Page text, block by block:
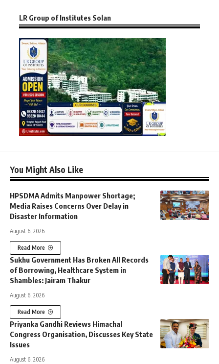
LR Group of Institutes Solan
You Might Also Like
HPSDMA Admits Manpower Shortage;
Media Raises Concerns Over Delay in
Disaster Information
August 6, 2026
Read More
Sukhu Government Has Broken All Records
of Borrowing, Healthcare System in
Shambles: Jairam Thakur
August 6, 2026
Read More
Priyanka Gandhi Reviews Himachal
Congress Organisation, Discusses Key State
Issues
August 6, 2026